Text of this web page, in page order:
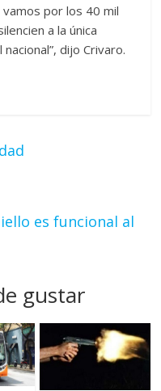
por los 40 mil
a la única
dijo Crivaro.
es funcional al
gustar